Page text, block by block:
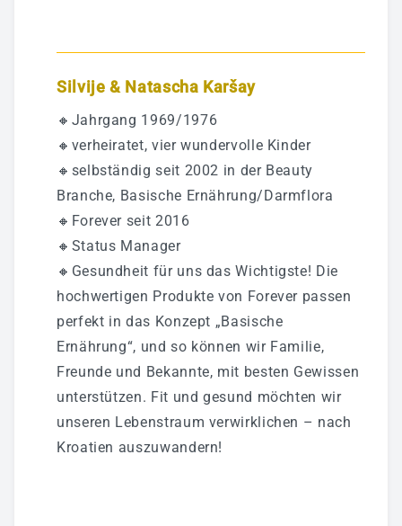
Silvije & Natascha Karšay
🔸Jahrgang 1969/1976
🔸verheiratet, vier wundervolle Kinder
🔸selbständig seit 2002 in der Beauty
Branche, Basische Ernährung/Darmflora
🔸Forever seit 2016
🔸Status Manager
🔸Gesundheit für uns das Wichtigste! Die
hochwertigen Produkte von Forever passen
perfekt in das Konzept „Basische
Ernährung“, und so können wir Familie,
Freunde und Bekannte, mit besten Gewissen
unterstützen. Fit und gesund möchten wir
unseren Lebenstraum verwirklichen – nach
Kroatien auszuwandern!